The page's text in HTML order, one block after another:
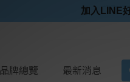
⭐超取
品牌總覽 最新消息
加入LINE